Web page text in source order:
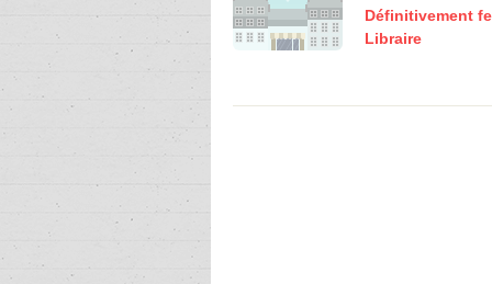
Définitivement
Libraire